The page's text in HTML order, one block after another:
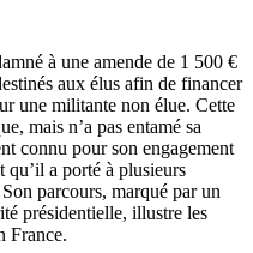
à une amende de 1 500 €
aux élus afin de financer
une militante non élue. Cette
mais n’a pas entamé sa
connu pour son engagement
qu’il a porté à plusieurs
parcours, marqué par un
présidentielle, illustre les
France.